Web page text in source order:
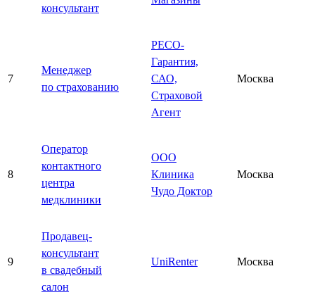
консультант
7
Менеджер
по страхованию
РЕСО-
Гарантия,
САО,
Страховой
Агент
Москва
8
Оператор
контактного
центра
медклиники
ООО
Клиника
Чудо Доктор
Москва
9
Продавец-
консультант
в свадебный
салон
UniRenter Москва